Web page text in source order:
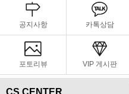
공지사항 카톡상담
포토리뷰 VIP 게시판